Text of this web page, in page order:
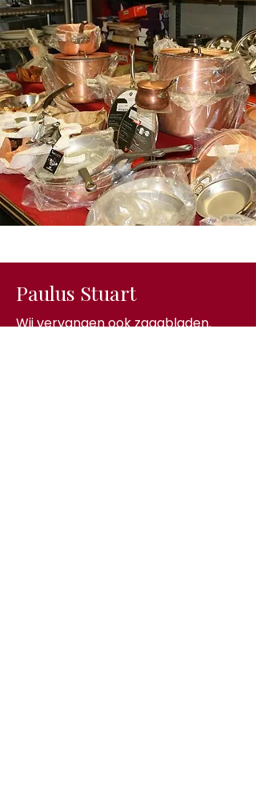
Paulus Stuart
Wij vervangen ook zaagbladen.